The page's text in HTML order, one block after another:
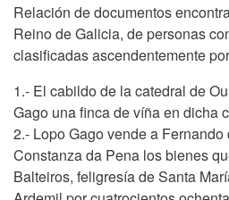
Relación de documentos
Reino de Galicia, de personas
clasificadas ascendentemente
1.- El cabildo de la catedral de
Gago una finca de víña en dicha
2.- Lopo Gago vende a
Constanza da Pena los bienes
Balteiros, feligresía de Santa